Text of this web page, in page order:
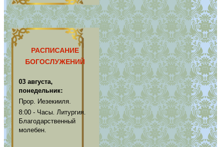
РАСПИСАНИЕ
БОГОСЛУЖЕНИЙ
03 августа,
понедельник:
Прор. Иезекииля.
8:00 - Часы. Литургия.
Благодарственный
молебен.